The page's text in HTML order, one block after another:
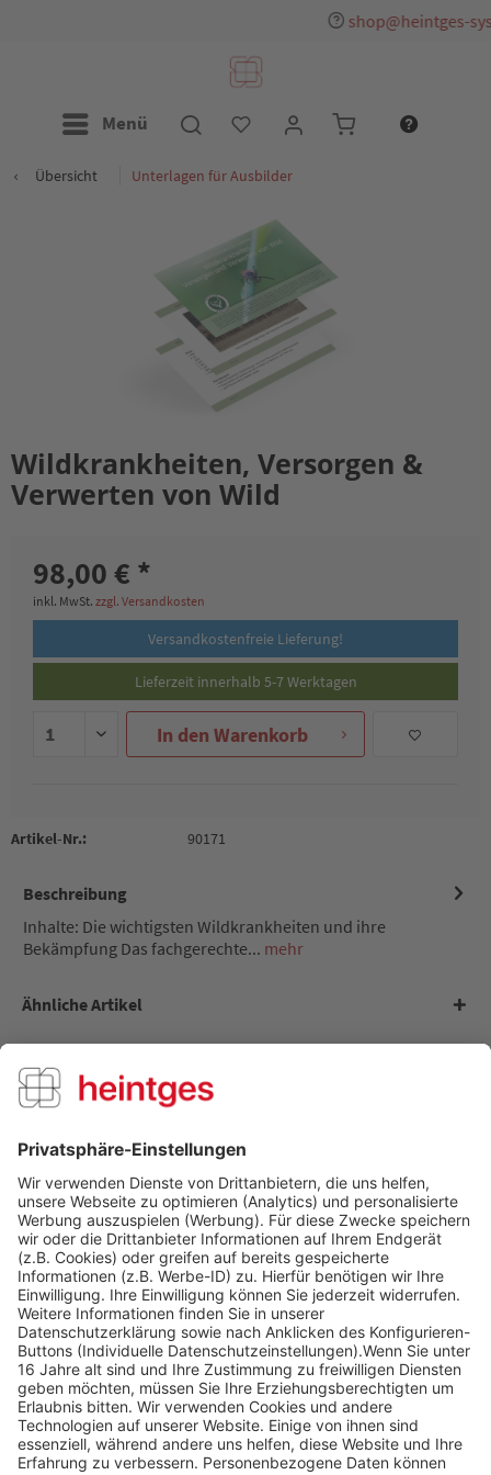
shop@heintges-system.de
Menü
Übersicht Unterlagen für Ausbilder
Wildkrankheiten, Versorgen &
Verwerten von Wild
98,00 € *
inkl. MwSt. zzgl. Versandkosten
Versandkostenfreie Lieferung!
Lieferzeit innerhalb 5-7 Werktagen
In den Warenkorb
Artikel-Nr.: 90171
Beschreibung
Inhalte: Die wichtigsten Wildkrankheiten und ihre
Bekämpfung Das fachgerechte... mehr
Ähnliche Artikel
Kunden haben sich ebenfalls angesehen
Über uns
Service Hotline
Shop Service
Informationen
Folge uns